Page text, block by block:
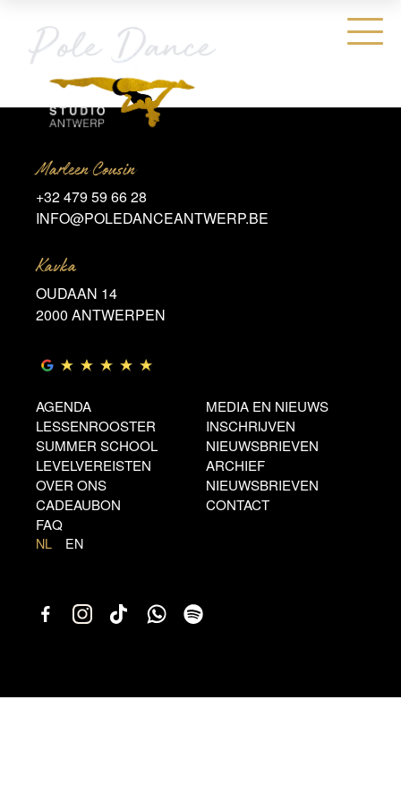
Marleen Cousin
+32 479 59 66 28
INFO@POLEDANCEANTWERP.BE
Kavka
OUDAAN 14
2000 ANTWERPEN
AGENDA
LESSENROOSTER
SUMMER SCHOOL
LEVELVEREISTEN
OVER ONS
CADEAUBON
FAQ
MEDIA EN NIEUWS
INSCHRIJVEN
NIEUWSBRIEVEN
ARCHIEF
NIEUWSBRIEVEN
CONTACT
NL EN